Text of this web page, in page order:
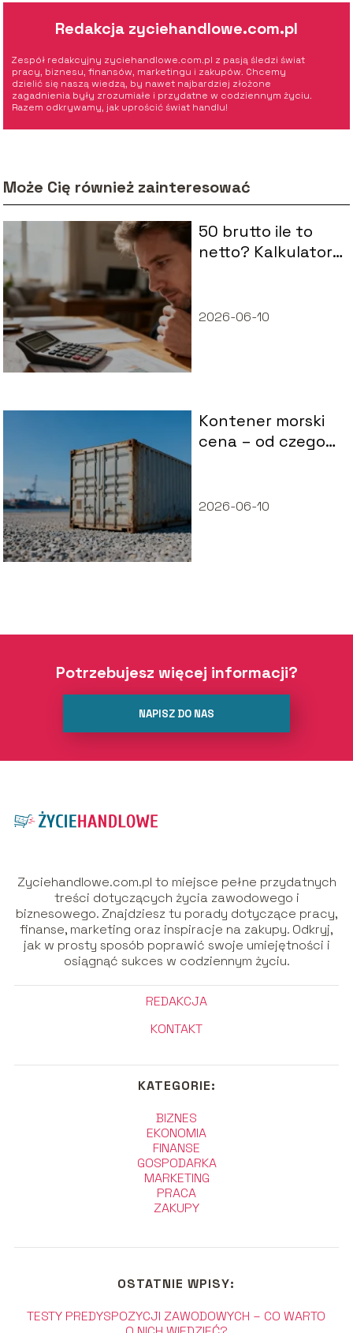
Redakcja zyciehandlowe.com.pl
Zespół redakcyjny zyciehandlowe.com.pl z pasją śledzi świat
pracy, biznesu, finansów, marketingu i zakupów. Chcemy
dzielić się naszą wiedzą, by nawet najbardziej złożone
zagadnienia były zrozumiałe i przydatne w codziennym życiu.
Razem odkrywamy, jak uprościć świat handlu!
Może Cię również zainteresować
50 brutto ile to
netto? Kalkulator
2026-06-10
Kontener morski
cena – od czego
2026-06-10
Potrzebujesz więcej informacji?
NAPISZ DO NAS
Zyciehandlowe.com.pl to miejsce pełne przydatnych
treści dotyczących życia zawodowego i
biznesowego. Znajdziesz tu porady dotyczące pracy,
finanse, marketing oraz inspiracje na zakupy. Odkryj,
jak w prosty sposób poprawić swoje umiejętności i
osiągnąć sukces w codziennym życiu.
REDAKCJA
KONTAKT
KATEGORIE:
BIZNES
EKONOMIA
FINANSE
GOSPODARKA
MARKETING
PRACA
ZAKUPY
OSTATNIE WPISY:
TESTY PREDYSPOZYCJI ZAWODOWYCH – CO WARTO